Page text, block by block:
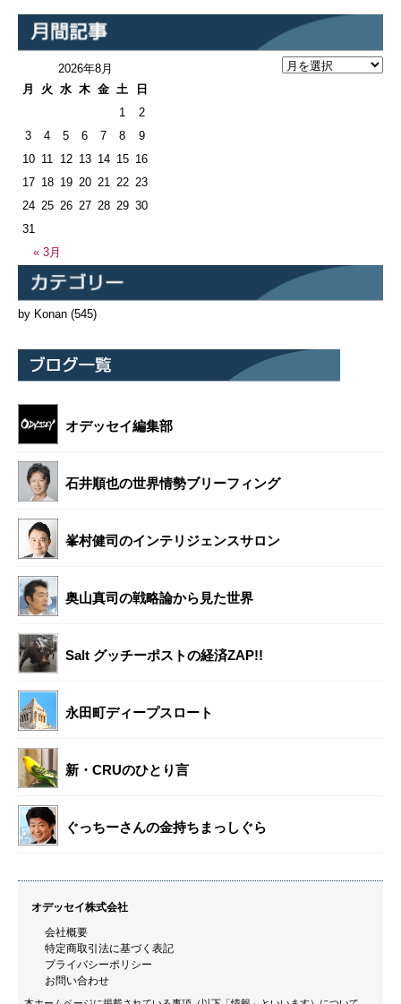
2026年8月
月
火 水 木 金 土 日
« 3月
1
2
3
4 5 6 7 8
9
10 11 12 13 14 15 16
17 18 19 20 21 22 23
24 25 26 27 28 29 30
31
by Konan (545)
オデッセイ編集部
石井順也の世界情勢ブリーフィング
峯村健司のインテリジェンスサロン
奥山真司の戦略論から見た世界
Salt グッチーポストの経済ZAP!!
永田町ディープスロート
新・CRUのひとり言
ぐっちーさんの金持ちまっしぐら
オデッセイ株式会社
会社概要
特定商取引法に基づく表記
プライバシーポリシー
お問い合わせ